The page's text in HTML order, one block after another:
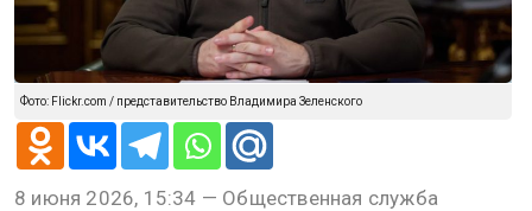
Фото: Flickr.com / представительство Владимира Зеленского
8 июня 2026, 15:34 — Общественная служба